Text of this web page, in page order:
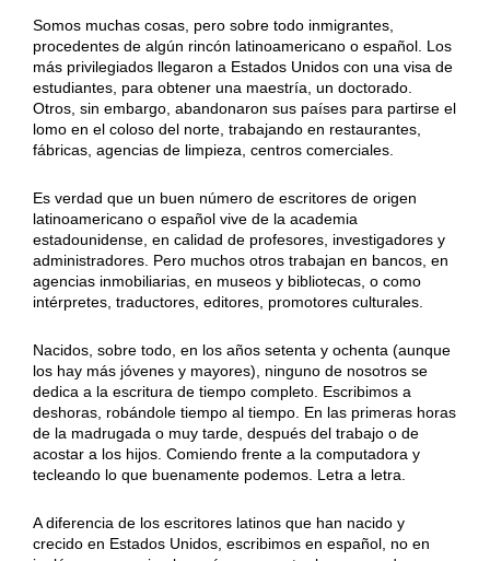
Somos muchas cosas, pero sobre todo inmigrantes,
procedentes de algún rincón latinoamericano o español. Los
más privilegiados llegaron a Estados Unidos con una visa de
estudiantes, para obtener una maestría, un doctorado.
Otros, sin embargo, abandonaron sus países para partirse el
lomo en el coloso del norte, trabajando en restaurantes,
fábricas, agencias de limpieza, centros comerciales.
Es verdad que un buen número de escritores de origen
latinoamericano o español vive de la academia
estadounidense, en calidad de profesores, investigadores y
administradores. Pero muchos otros trabajan en bancos, en
agencias inmobiliarias, en museos y bibliotecas, o como
intérpretes, traductores, editores, promotores culturales.
Nacidos, sobre todo, en los años setenta y ochenta (aunque
los hay más jóvenes y mayores), ninguno de nosotros se
dedica a la escritura de tiempo completo. Escribimos a
deshoras, robándole tiempo al tiempo. En las primeras horas
de la madrugada o muy tarde, después del trabajo o de
acostar a los hijos. Comiendo frente a la computadora y
tecleando lo que buenamente podemos. Letra a letra.
A diferencia de los escritores latinos que han nacido y
crecido en Estados Unidos, escribimos en español, no en